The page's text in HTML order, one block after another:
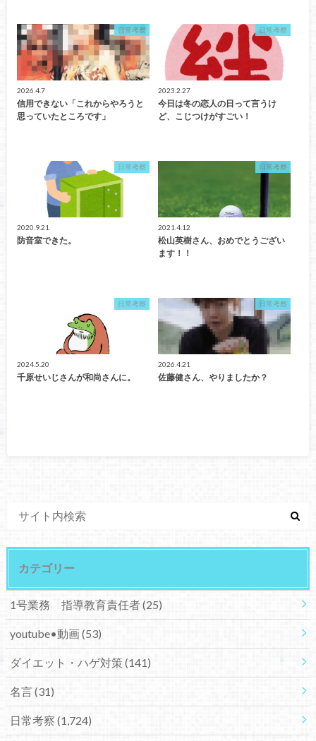
日常考察
2026.4.7
信用できない「これからやろうと
思っていたところです」
日常考察
2023.2.27
今日は冬の恋人の日って言うけ
ど、こじつけがすごい！
日常考察
2020.9.21
防音室できた。
日常考察
2021.4.12
松山英樹さん、おめでとうござい
ます！！
日常考察
2024.5.20
千原せいじさんが和尚さんに。
日常考察
2026.4.21
佐藤健さん、やりましたか？
カテゴリー
1号業務 指導教育責任者(25)
youtube•動画(53)
ダイエット・ハゲ対策(141)
名言(31)
日常考察 (1,724)